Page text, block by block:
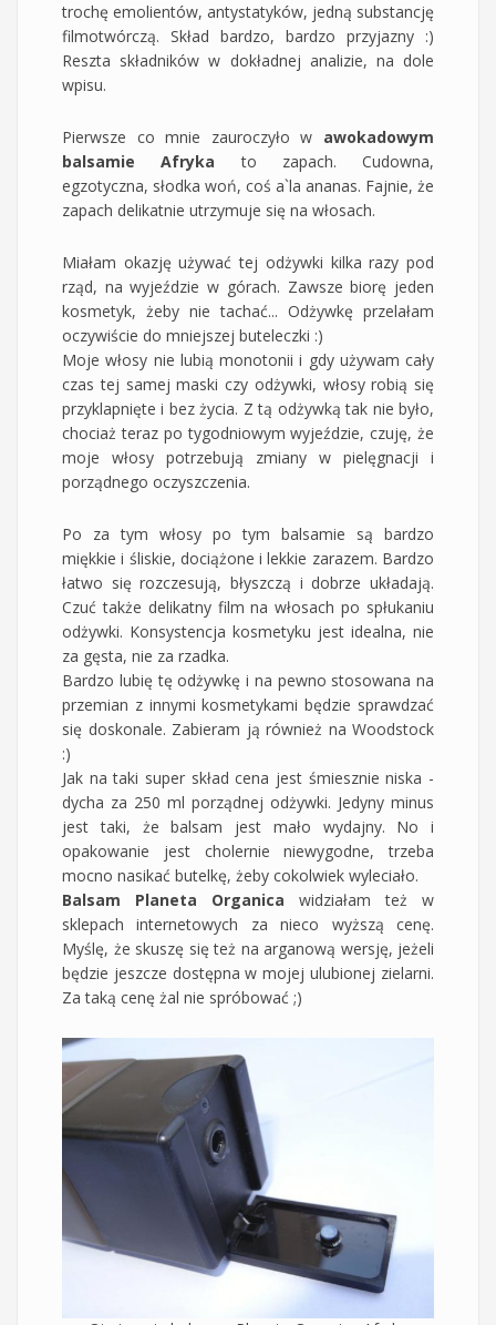
trochę emolientów, antystatyków, jedną substancję
filmotwórczą. Skład bardzo, bardzo przyjazny :)
Reszta składników w dokładnej analizie, na dole
wpisu.
Pierwsze co mnie zauroczyło w awokadowym
balsamie Afryka to zapach. Cudowna,
egzotyczna, słodka woń, coś a`la ananas. Fajnie, że
zapach delikatnie utrzymuje się na włosach.
Miałam okazję używać tej odżywki kilka razy pod
rząd, na wyjeździe w górach. Zawsze biorę jeden
kosmetyk, żeby nie tachać... Odżywkę przelałam
oczywiście do mniejszej buteleczki :)
Moje włosy nie lubią monotonii i gdy używam cały
czas tej samej maski czy odżywki, włosy robią się
przyklapnięte i bez życia. Z tą odżywką tak nie było,
chociaż teraz po tygodniowym wyjeździe, czuję, że
moje włosy potrzebują zmiany w pielęgnacji i
porządnego oczyszczenia.
Po za tym włosy po tym balsamie są bardzo
miękkie i śliskie, dociążone i lekkie zarazem. Bardzo
łatwo się rozczesują, błyszczą i dobrze układają.
Czuć także delikatny film na włosach po spłukaniu
odżywki. Konsystencja kosmetyku jest idealna, nie
za gęsta, nie za rzadka.
Bardzo lubię tę odżywkę i na pewno stosowana na
przemian z innymi kosmetykami będzie sprawdzać
się doskonale. Zabieram ją również na Woodstock
:)
Jak na taki super skład cena jest śmiesznie niska -
dycha za 250 ml porządnej odżywki. Jedyny minus
jest taki, że balsam jest mało wydajny. No i
opakowanie jest cholernie niewygodne, trzeba
mocno nasikać butelkę, żeby cokolwiek wyleciało.
Balsam Planeta Organica widziałam też w
sklepach internetowych za nieco wyższą cenę.
Myślę, że skuszę się też na arganową wersję, jeżeli
będzie jeszcze dostępna w mojej ulubionej zielarni.
Za taką cenę żal nie spróbować ;)